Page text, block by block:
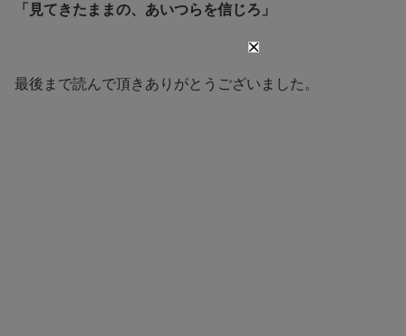
「見てきたままの、あいつらを信じろ」
最後まで読んで頂きありがとうございました。